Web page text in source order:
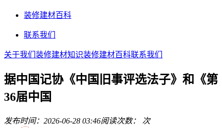
装修建材百科
联系我们
关于我们 装修建材知识装修建材百科联系我们
据中国记协《中国旧事评选法子》和《第
36届中国
发布时间：2026-06-28 03:46阅读次数： 次